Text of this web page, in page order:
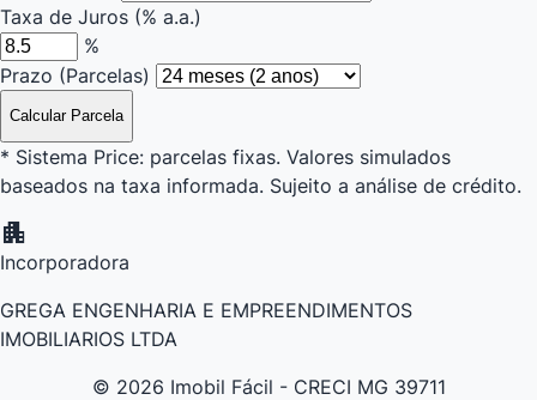
Taxa de Juros (% a.a.)
%
Prazo (Parcelas)
Calcular Parcela
* Sistema Price: parcelas fixas. Valores simulados
baseados na taxa informada. Sujeito a análise de crédito.
apartment
Incorporadora
GREGA ENGENHARIA E EMPREENDIMENTOS
IMOBILIARIOS LTDA
© 2026 Imobil Fácil - CRECI MG 39711